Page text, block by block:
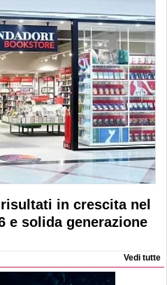
in crescita nel
e solida generazione
Vedi tutte